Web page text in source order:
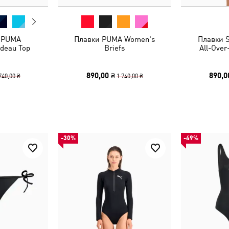
Top
₴
Плавки PUMA Women's
Briefs
890,00 ₴ 1 740,00 ₴
Плавки
All-
-30% -49%